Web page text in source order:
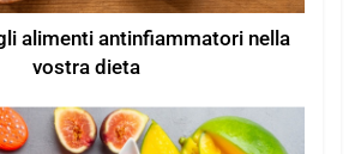
alimenti antinfiammatori nella
vostra dieta